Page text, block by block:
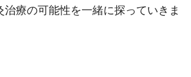
治療の可能性を一緒に探っていきま